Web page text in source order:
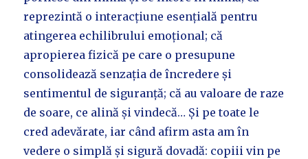
reprezintă o interacțiune esențială pentru
atingerea echilibrului emoțional; că
apropierea fizică pe care o presupune
consolidează senzația de încredere și
sentimentul de siguranță; că au valoare de raze
de soare, ce alină și vindecă… Și pe toate le
cred adevărate, iar când afirm asta am în
vedere o simplă și sigură dovadă: copiii vin pe